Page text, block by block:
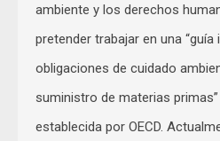
ambiente y los derechos
pretender trabajar en una
obligaciones de cuidado
suministro de materias
establecida por OECD.